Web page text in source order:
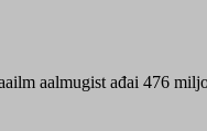
aalmugist ađai 476